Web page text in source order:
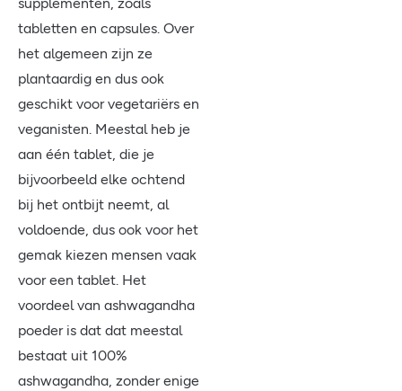
tabletten en capsules. Over
het algemeen zijn ze
plantaardig en dus ook
geschikt voor vegetariërs en
veganisten. Meestal heb je
aan één tablet, die je
bijvoorbeeld elke ochtend
bij het ontbijt neemt, al
voldoende, dus ook voor het
gemak kiezen mensen vaak
voor een tablet. Het
voordeel van ashwagandha
poeder is dat dat meestal
bestaat uit 100%
ashwagandha, zonder enige